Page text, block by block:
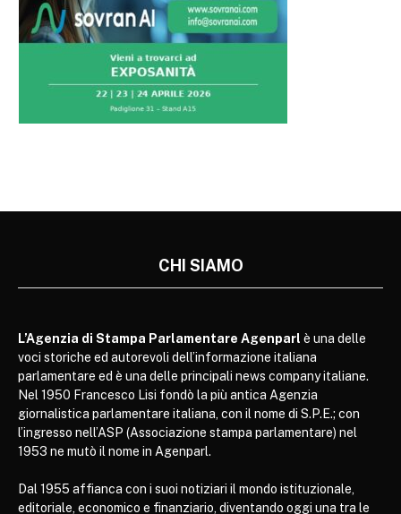
CHI SIAMO
L’Agenzia di Stampa Parlamentare Agenparl è una delle
voci storiche ed autorevoli dell’informazione italiana
parlamentare ed è una delle principali news company italiane.
Nel 1950 Francesco Lisi fondò la più antica Agenzia
giornalistica parlamentare italiana, con il nome di S.P.E.; con
l’ingresso nell’ASP (Associazione stampa parlamentare) nel
1953 ne mutò il nome in Agenparl.
Dal 1955 affianca con i suoi notiziari il mondo istituzionale,
editoriale, economico e finanziario, diventando oggi una tra le